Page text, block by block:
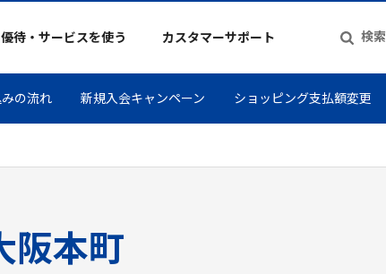
優待・サービスを使う カスタマーサポート 検索
みの流れ 新規入会キャンペーン ショッピング支払額変更
阪本町